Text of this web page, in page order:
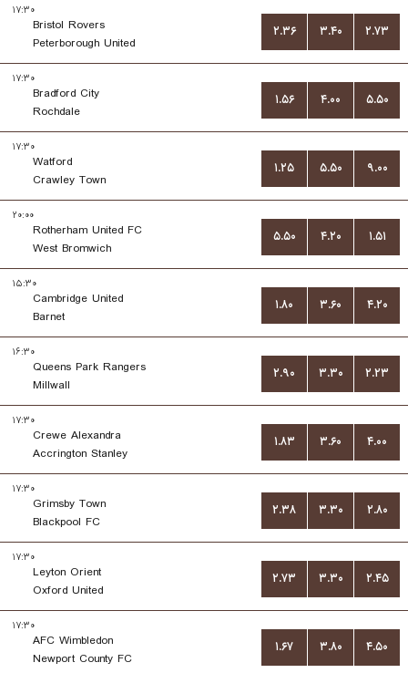
۱۷:۳۰
Bristol Rovers
Peterborough United
۲.۳۶ ۳.۴۰ ۲.۷۳
۱۷:۳۰
Bradford City
Rochdale
۱.۵۶ ۴.۰۰ ۵.۵۰
۱۷:۳۰
Watford
Crawley Town
۱.۲۵ ۵.۵۰ ۹.۰۰
۲۰:۰۰
Rotherham United FC
West Bromwich
۵.۵۰ ۴.۲۰ ۱.۵۱
۱۵:۳۰
Cambridge United
Barnet
۱.۸۰ ۳.۶۰ ۴.۲۰
۱۶:۳۰
Queens Park Rangers
Millwall
۲.۹۰ ۳.۳۰ ۲.۲۳
۱۷:۳۰
Crewe Alexandra
Accrington Stanley
۱.۸۳ ۳.۶۰ ۴.۰۰
۱۷:۳۰
Grimsby Town
Blackpool FC
۲.۳۸ ۳.۳۰ ۲.۸۰
۱۷:۳۰
Leyton Orient
Oxford United
۲.۷۳ ۳.۳۰ ۲.۴۵
۱۷:۳۰
AFC Wimbledon
Newport County FC
۱.۶۷ ۳.۸۰ ۴.۵۰